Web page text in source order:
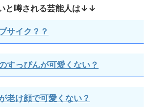
と噂される芸能人は↓↓
サイク？？
すっぴんが可愛くない？
老け顔で可愛くない？